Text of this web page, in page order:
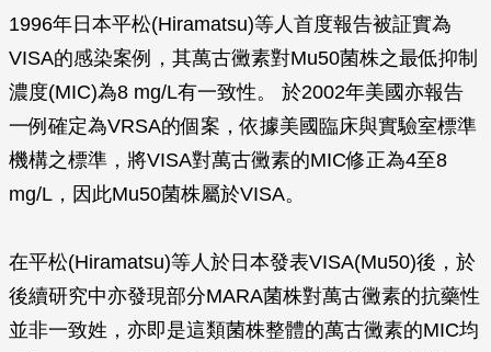
1996年日本平松(Hiramatsu)等人首度報告被証實為
VISA的感染案例，其萬古黴素對Mu50菌株之最低抑制
濃度(MIC)為8 mg/L有一致性。 於2002年美國亦報告
一例確定為VRSA的個案，依據美國臨床與實驗室標準
機構之標準，將VISA對萬古黴素的MIC修正為4至8
mg/L，因此Mu50菌株屬於VISA。
在平松(Hiramatsu)等人於日本發表VISA(Mu50)後，於
後續研究中亦發現部分MARA菌株對萬古黴素的抗藥性
並非一致姓，亦即是這類菌株整體的萬古黴素的MIC均